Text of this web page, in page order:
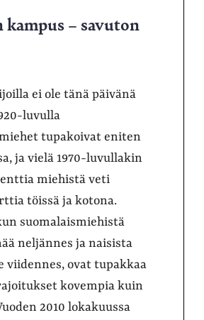
kampus – savuton
ei ole tänä päivänä
luvulla
tupakoivat eniten
ja vielä 1970-luvullakin
miehistä veti
töissä ja kotona.
suomalaismiehistä
neljännes ja naisista
viidennes, ovat tupakkaa
kovempia kuin
2010 lokakuussa